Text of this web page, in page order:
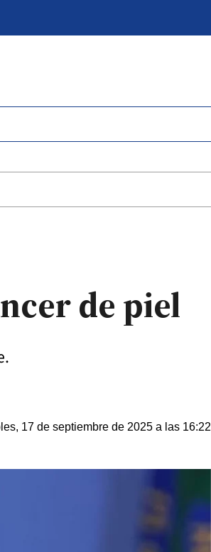
de piel
17 de septiembre de 2025 a las 16:22